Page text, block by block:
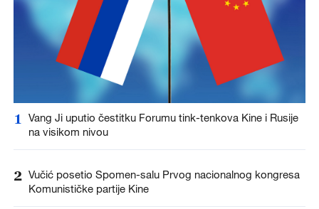
1
Vang Ji uputio čestitku Forumu tink-tenkova Kine i Rusije
na visikom nivou
2 Vučić posetio Spomen-salu Prvog nacionalnog kongresa
Komunističke partije Kine